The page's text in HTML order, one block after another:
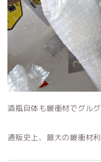
酒瓶自体も緩衝材でグル
通販史上、最大の緩衝材利